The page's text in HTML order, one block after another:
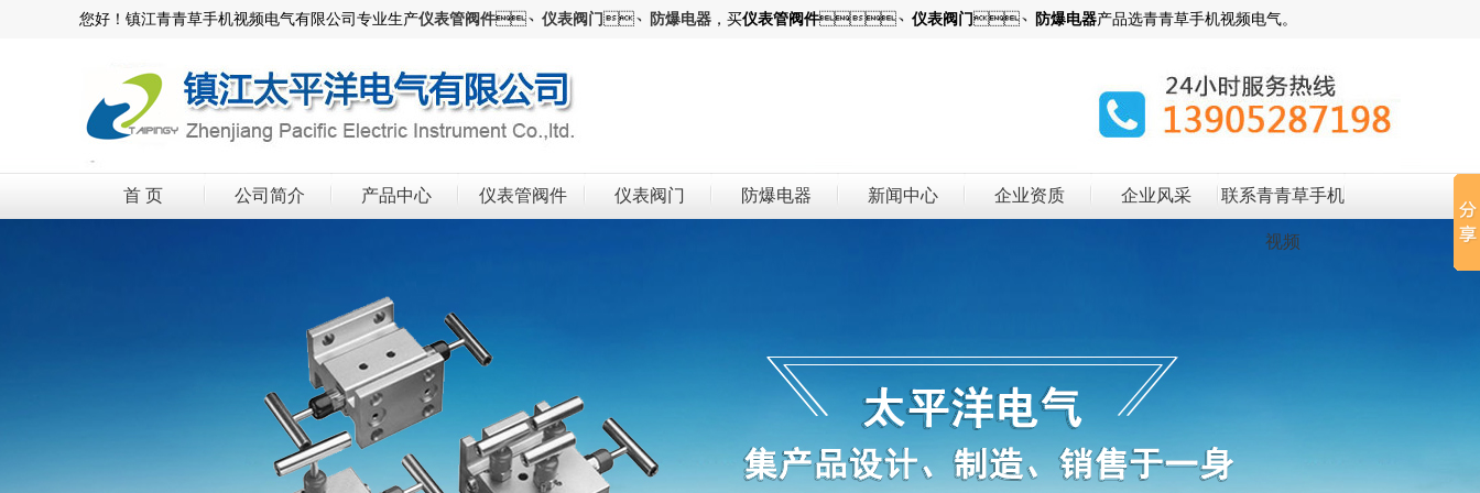
您好！镇江青青草手机视频电气有限公司专业生产仪表管阀件、 仪表阀门、 防爆电器 ，买仪表管阀件、 仪表阀门、 防爆电器产品选青青草手机视频电气。
首 页 公司简介 产品中心 仪表管阀件 仪表阀门 防爆电器 新闻中心 企业资质 企业风采 联系青青草手机
视频